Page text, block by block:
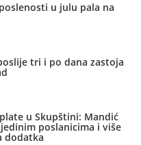
u julu pala na
tri i po dana zastoja
u Skupštini: Mandić
poslanicima i više
dodatka